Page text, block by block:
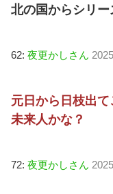
北の国からシリー
62: 夜更かしさん
元日から日枝出
未来人かな？
72: 夜更かしさん